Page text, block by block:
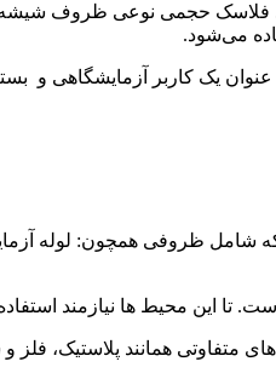
فلاسک حجمی نوعی ظروف
می‌شود.
ظروفی همچون: لوله
تا این محیط ها نیازمند
متفاوتی همانند پلاستیک،